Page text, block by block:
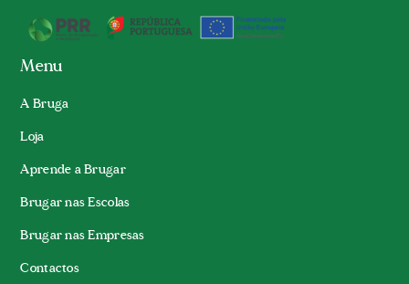
Menu
A Bruga
Loja
Aprende a Brugar
Brugar nas Escolas
Brugar nas Empresas
Contactos